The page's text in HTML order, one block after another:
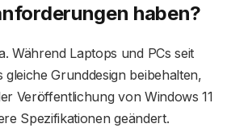
haben?
Während Laptops und PCs seit
Grunddesign beibehalten,
Veröffentlichung von Windows 11
Spezifikationen geändert.